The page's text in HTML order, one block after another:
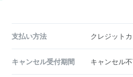
支払い方法 クレジット
キャンセル受付期間 キャンセル